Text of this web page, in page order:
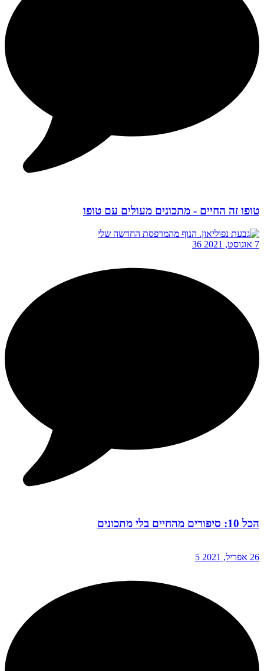
טופו זה החיים - מתכונים מעולים עם טופו
7 אוגוסט, 2021 36
הכל 10: סיפורים מהחיים בלי מתכונים
26 אפריל, 2021 5